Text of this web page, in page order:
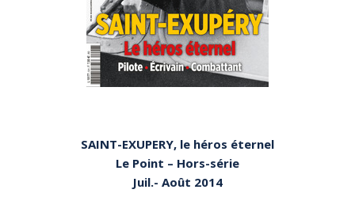
SAINT-EXUPERY, le héros éternel
Le Point – Hors-série
Juil.- Août 2014